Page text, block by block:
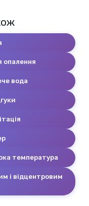
опалення
вода
температура
і відцентровим